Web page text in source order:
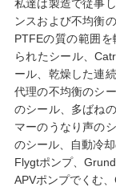
私達は製造で従事
ンスおよび不均衡
PTFEの質の範囲
られたシール、
ール、乾燥した連
代理の不均衡のシ
のシール、多ばね
マーのうなり声の
のシール、自動冷
Flygtポンプ、
APVポンプでくむ